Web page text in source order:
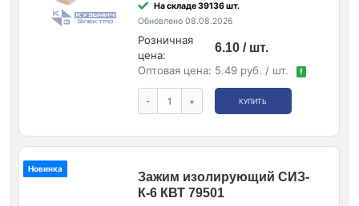
На складе 39136 шт.
Обновлено 08.08.2026
Розничная
цена:
6.10 / шт.
Оптовая цена: 5.49 руб. / шт. !
- + КУПИТЬ
Новинка
Зажим изолирующий СИЗ-
К-6 КВТ 79501